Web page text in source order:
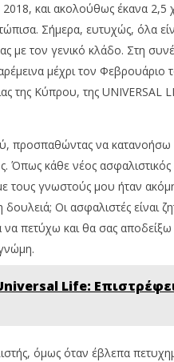
2018, και ακολούθως έκανα
Σήμερα, ευτυχώς, όλα
με τον γενικό κλάδο. Στη
μέχρι τον Φεβρουάριο
της Κύπρου, της
να κατανοήσω
Όπως κάθε νέος
τους γνωστούς μου ήταν
δουλειά; Οι ασφαλιστές είναι
πετύχω και θα σας αποδείξω
Life:
όμως όταν έβλεπα